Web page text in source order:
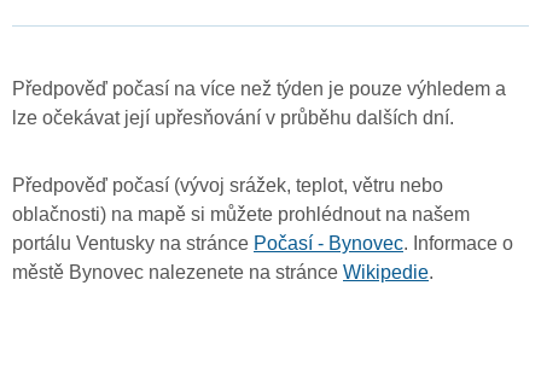
Předpověď počasí na více než týden je pouze výhledem a
lze očekávat její upřesňování v průběhu dalších dní.
Předpověď počasí (vývoj srážek, teplot, větru nebo
oblačnosti) na mapě si můžete prohlédnout na našem
portálu Ventusky na stránce Počasí - Bynovec. Informace o
městě Bynovec nalezenete na stránce Wikipedie.